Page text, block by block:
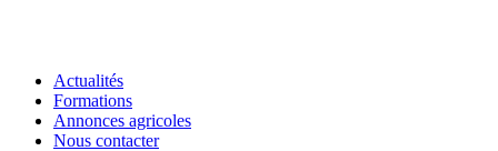
Actualités
Formations
Annonces agricoles
Nous contacter